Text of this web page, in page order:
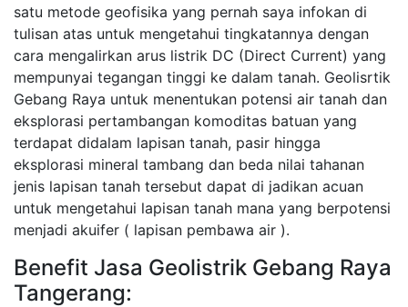
satu metode geofisika yang pernah saya infokan di
tulisan atas untuk mengetahui tingkatannya dengan
cara mengalirkan arus listrik DC (Direct Current) yang
mempunyai tegangan tinggi ke dalam tanah. Geolisrtik
Gebang Raya untuk menentukan potensi air tanah dan
eksplorasi pertambangan komoditas batuan yang
terdapat didalam lapisan tanah, pasir hingga
eksplorasi mineral tambang dan beda nilai tahanan
jenis lapisan tanah tersebut dapat di jadikan acuan
untuk mengetahui lapisan tanah mana yang berpotensi
menjadi akuifer ( lapisan pembawa air ).
Benefit Jasa Geolistrik Gebang Raya
Tangerang: